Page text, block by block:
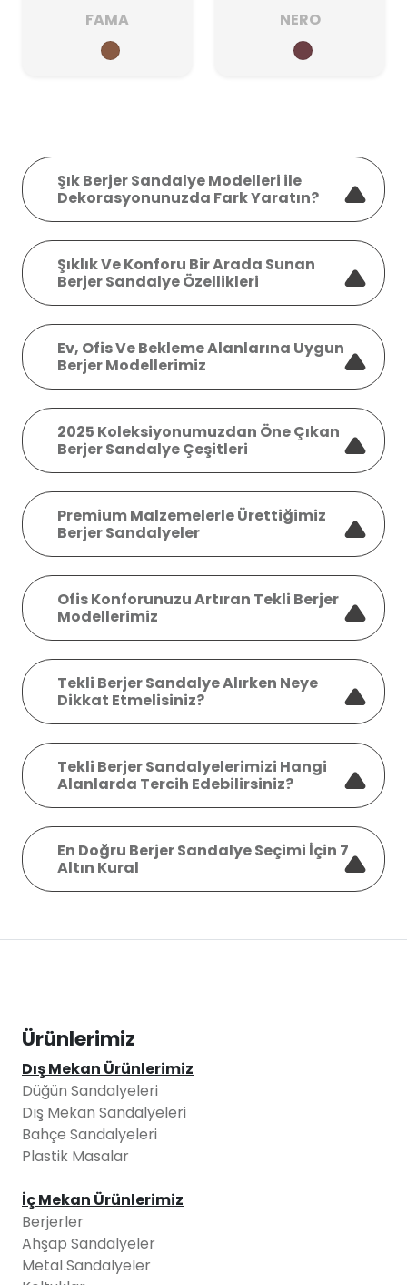
FAMA NERO
Şık Berjer Sandalye Modelleri ile
Dekorasyonunuzda Fark Yaratın?
Şıklık Ve Konforu Bir Arada Sunan
Berjer Sandalye Özellikleri
Ev, Ofis Ve Bekleme Alanlarına Uygun
Berjer Modellerimiz
2025 Koleksiyonumuzdan Öne Çıkan
Berjer Sandalye Çeşitleri
Premium Malzemelerle Ürettiğimiz
Berjer Sandalyeler
Ofis Konforunuzu Artıran Tekli Berjer
Modellerimiz
Tekli Berjer Sandalye Alırken Neye
Dikkat Etmelisiniz?
Tekli Berjer Sandalyelerimizi Hangi
Alanlarda Tercih Edebilirsiniz?
En Doğru Berjer Sandalye Seçimi İçin 7
Altın Kural
Ürünlerimiz
Dış Mekan Ürünlerimiz
Düğün Sandalyeleri
Dış Mekan Sandalyeleri
Bahçe Sandalyeleri
Plastik Masalar
İç Mekan Ürünlerimiz
Berjerler
Ahşap Sandalyeler
Metal Sandalyeler